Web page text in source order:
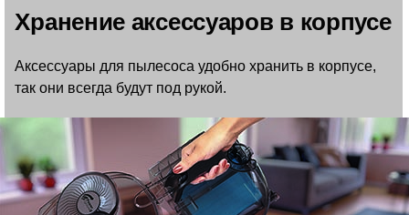
Хранение аксессуаров в корпусе
Аксессуары для пылесоса удобно хранить в корпусе,
так они всегда будут под рукой.